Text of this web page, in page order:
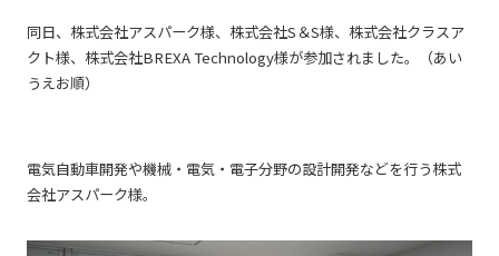
同日、株式会社アスパーク様、株式会社S＆S様、株式会社クラスア
クト様、株式会社BREXA Technology様が参加されました。（あい
うえお順）
電気自動車開発や機械・電気・電子分野の設計開発などを行う株式
会社アスパーク様。